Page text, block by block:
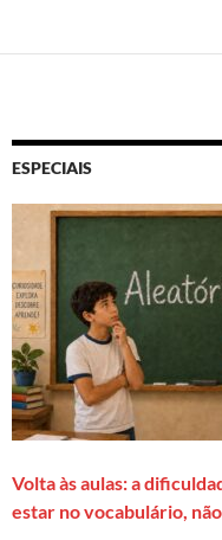
ESPECIAIS
Volta às aulas: a
estar no vocabulário,